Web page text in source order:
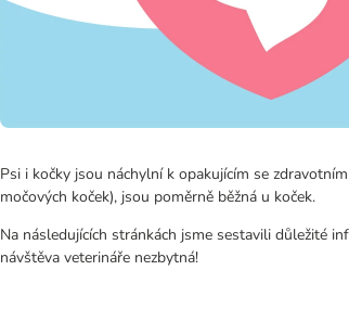
Psi i kočky jsou náchylní k opakujícím se
močových koček), jsou poměrně běžná u koček.
Na následujících stránkách jsme sestavili důležité
návštěva veterináře nezbytná!